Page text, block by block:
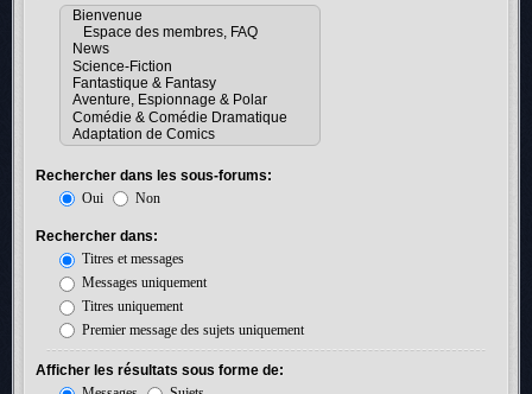
Rechercher dans les sous-forums:
Oui
Non
Rechercher dans:
Titres et messages
Messages uniquement
Titres uniquement
Premier message des sujets uniquement
Afficher les résultats sous forme de: